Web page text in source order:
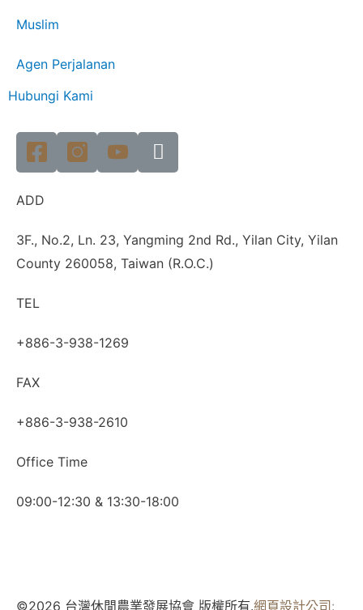
Muslim
Agen Perjalanan
Hubungi Kami
ADD
3F., No.2, Ln. 23, Yangming 2nd Rd., Yilan City, Yilan
County 260058, Taiwan (R.O.C.)
TEL
+886-3-938-1269
FAX
+886-3-938-2610
Office Time
09:00-12:30 & 13:30-18:00
©2026 台灣休閒農業發展協會 版權所有.網頁設計公司: